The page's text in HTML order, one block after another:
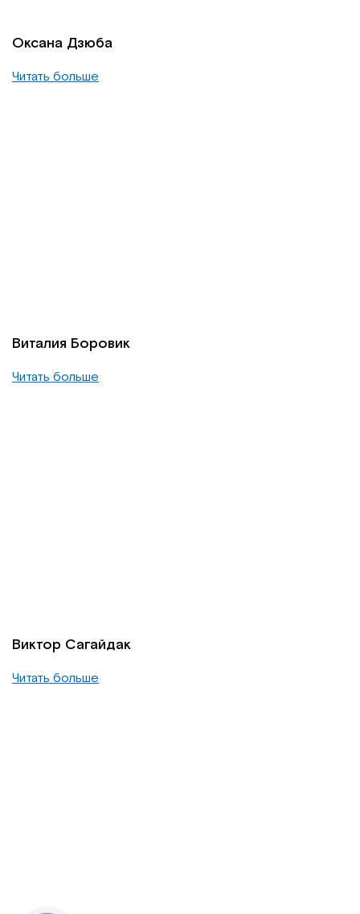
Оксана Дзюба
Читать больше
Виталия Боровик
Читать больше
Виктор Сагайдак
Читать больше